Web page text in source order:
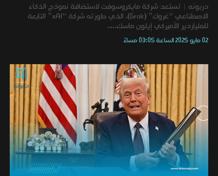
دربونه | تستعد شركة مايكروسوفت لاستضافة نموذج الذكاء
الاصطناعي “غروك” (Grok)، الذي طورته شركة “xAI” التابعة
للملياردير الأميركي إيلون ماسك،...
02 مايو 2025 الساعة 03:05 مساءً